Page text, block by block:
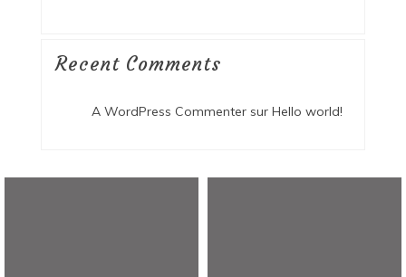
Recent Comments
A WordPress Commentersur Hello world!